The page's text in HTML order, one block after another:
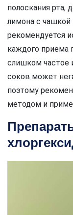
полоскания рта,
лимона с
рекомендуется
каждого приема
слишком частое
соков может
поэтому
методом и